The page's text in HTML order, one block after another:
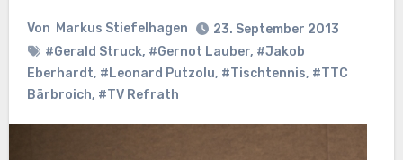
Von Markus Stiefelhagen
23. September 2013
#Gerald Struck, #Gernot Lauber, #Jakob
Eberhardt, #Leonard Putzolu, #Tischtennis, #TTC
Bärbroich, #TV Refrath